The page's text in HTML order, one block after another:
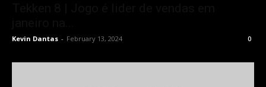
Kevin Dantas - February 13, 2024 0